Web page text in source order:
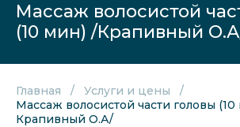
Массаж волосистой
(10 мин) /Крапивный
Главная
Услуги и цены
Массаж волосистой части головы
Крапивный О.А/